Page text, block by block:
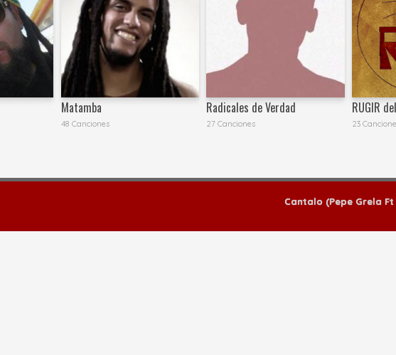
Matamba
48 Canciones
Radicales de Verdad
27 Canciones
RUGIR
23
Cantalo (Pepe Grela